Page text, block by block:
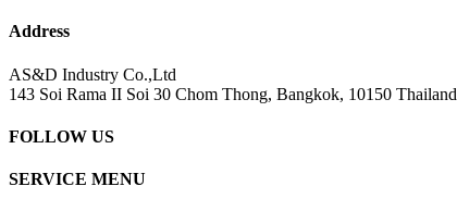
Address
AS&D Industry Co.,Ltd
143 Soi Rama II Soi 30 Chom Thong, Bangkok, 10150 Thailand
FOLLOW US
SERVICE MENU